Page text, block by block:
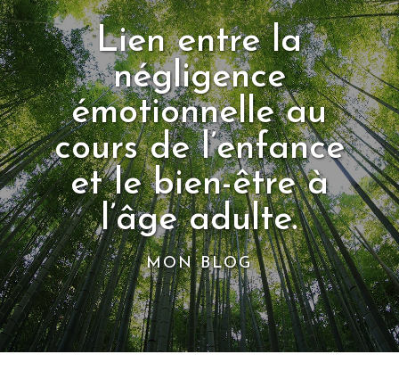
Lien entre la
négligence
émotionnelle au
cours de l’enfance
et le bien-être à
l’âge adulte.
MON BLOG